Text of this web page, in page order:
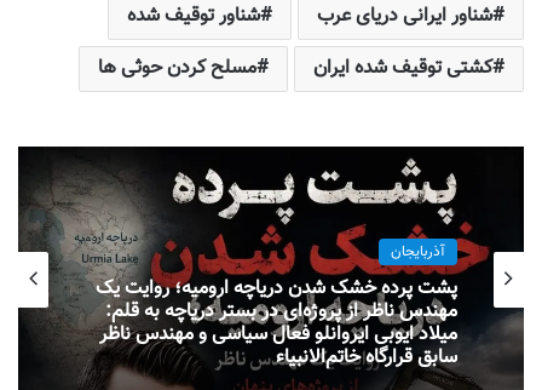
شناور ایرانی دریای عرب
شناور توقیف شده
کشتی توقیف شده ایران
مسلح کردن حوثی ها
آذربایجان
پشت پرده خشک شدن دریاچه ارومیه؛ روایت یک
مهندس ناظر از پروژه‌ای در بستر دریاچه به قلم:
میلاد ایوبی ایروانلو فعال سیاسی و مهندس ناظر
سابق قرارگاه خاتم‌الانبیاء